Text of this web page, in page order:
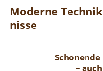
Mo­der­ne
nis­se
–